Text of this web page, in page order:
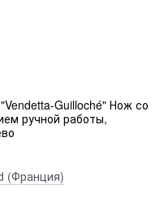
Guilloché" Нож со
ручной работы,
(Франция)